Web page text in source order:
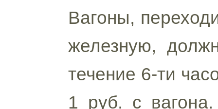
Вагоны,
железную,
течение 6-ти
1 руб. с вагона.